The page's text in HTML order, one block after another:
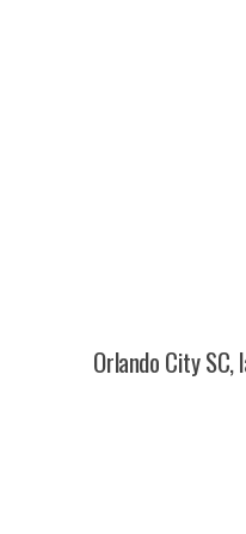
Orlando City